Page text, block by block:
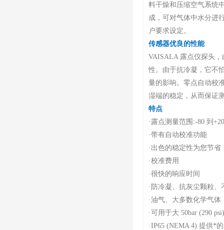
料干燥和压缩空气系统
成，可对气体中水分进
户要求设定。
传感器优良的性能
VAISALA 露点仪探头
性。由于抗冷凝，它不
量的影响。零点自动校
湿端的稳定，从而保证
特点
· 露点测量范围:-80 到
·带有自动校准功能
· 出色的稳定性为您节省
·校准费用
·很快的响应时间
· 防冷凝、抗灰尘颗粒、
·油气、大多数化学气体
·可用于大 50bar (290
·IP65 (NEMA 4) 提供*的